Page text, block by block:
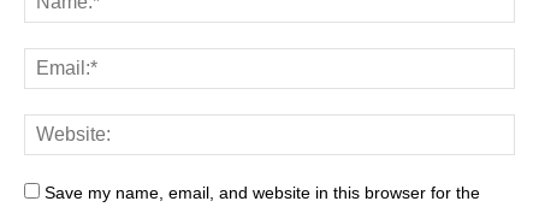
Save my name, email, and website in this browser for the